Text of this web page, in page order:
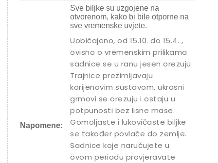
Napomene:
Sve biljke su uzgojene na
otvorenom, kako bi bile otporne na
sve vremenske uvjete.
Uobičajeno, od 15.10. do 15.4. ,
ovisno o vremenskim prilikama
sadnice se u ranu jesen orezuju.
Trajnice prezimljavaju
korijenovim sustavom, ukrasni
grmovi se orezuju i ostaju u
potpunosti bez lisne mase.
Gomoljaste i lukovičaste biljke
se također povlače do zemlje.
Sadnice koje naručujete u
ovom periodu provjeravate